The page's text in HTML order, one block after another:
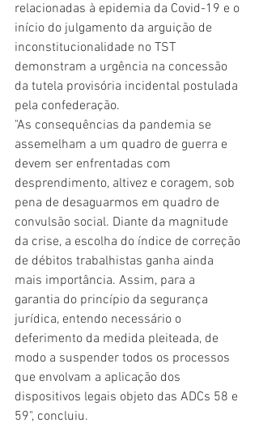
relacionadas à epidemia da Covid-19 e o
início do julgamento da arguição de
inconstitucionalidade no TST
demonstram a urgência na concessão
da tutela provisória incidental postulada
pela confederação.
"As consequências da pandemia se
assemelham a um quadro de guerra e
devem ser enfrentadas com
desprendimento, altivez e coragem, sob
pena de desaguarmos em quadro de
convulsão social. Diante da magnitude
da crise, a escolha do índice de correção
de débitos trabalhistas ganha ainda
mais importância. Assim, para a
garantia do princípio da segurança
jurídica, entendo necessário o
deferimento da medida pleiteada, de
modo a suspender todos os processos
que envolvam a aplicação dos
dispositivos legais objeto das ADCs 58 e
59", concluiu.